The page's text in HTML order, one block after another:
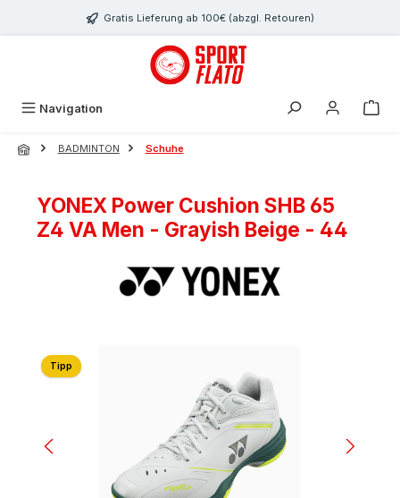
Zum Hauptinhalt springenGratis Lieferung ab 100€ (abzgl. Retouren)
Navigation
BADMINTON Schuhe
YONEX Power Cushion SHB 65
Z4 VA Men - Grayish Beige - 44
Bildergalerie überspringen
Tipp